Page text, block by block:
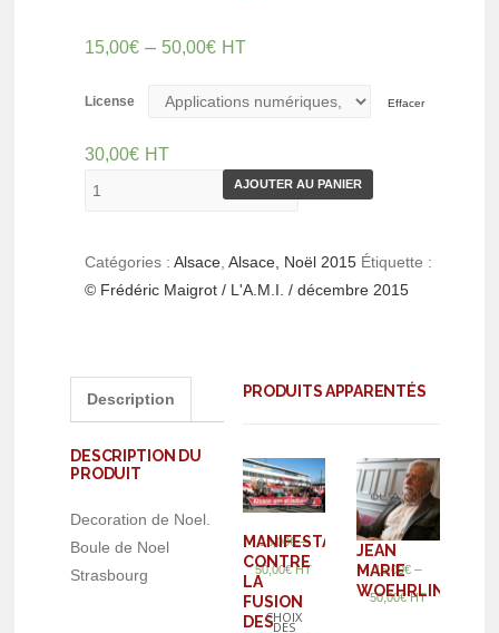
15,00€ – 50,00€ HT
License Effacer
30,00€ HT
AJOUTER AU PANIER
Catégories :Alsace ,Alsace, Noël 2015 Étiquette :
© Frédéric Maigrot / L'A.M.I. / décembre 2015
Description
DESCRIPTION DU
PRODUIT
Decoration de Noel.
Boule de Noel
Strasbourg
PRODUITS APPARENTÉS
MANIFESTATION
CONTRE
LA
FUSION
DES
15,00€–
50,00€ HT
CHOIX
DES
JEAN
MARIE
WOEHRLING
15,00€–
50,00€ HT